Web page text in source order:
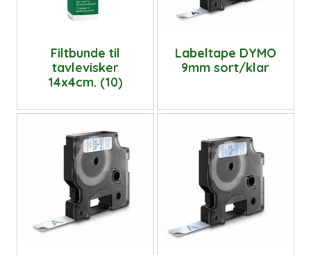
Filtbunde til
tavlevisker
14x4cm. (10)
Labeltape DYMO
9mm sort/klar